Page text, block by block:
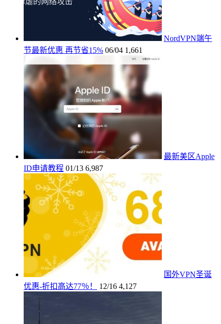
NordVPN端午
节最新优惠 再节省15% 06/04 1,661
最新美区Apple
ID申请教程 01/13 6,987
国外VPN圣诞
优惠-折扣高达77％！
12/16 4,127